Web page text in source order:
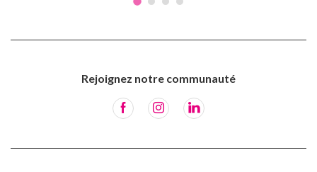
Rejoignez notre communauté